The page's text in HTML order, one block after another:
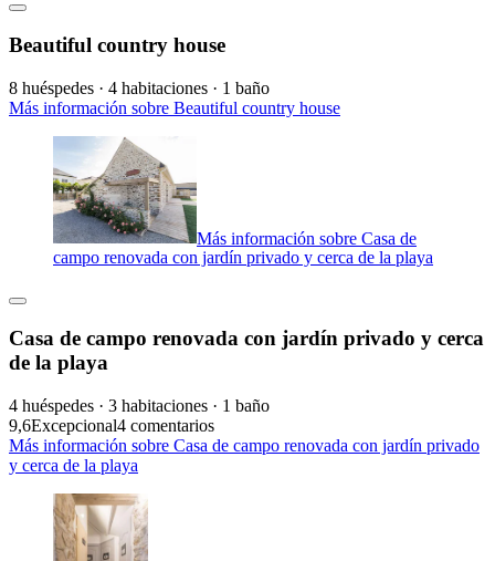
Beautiful country house
8 huéspedes · 4 habitaciones · 1 baño
Más información sobre Beautiful country house
Más información sobre Casa de
campo renovada con jardín privado y cerca de la playa
Casa de campo renovada con jardín privado y cerca
de la playa
4 huéspedes · 3 habitaciones · 1 baño
9,6Excepcional4 comentarios
Más información sobre Casa de campo renovada con jardín privado
y cerca de la playa